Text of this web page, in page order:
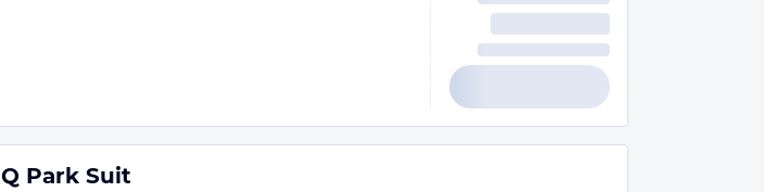
Q Park Suit